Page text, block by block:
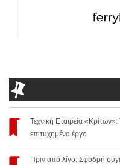
Τεχνική Εταιρεία
επιτυχημένο έργο
Πριν από λίγο: Σφοδρή